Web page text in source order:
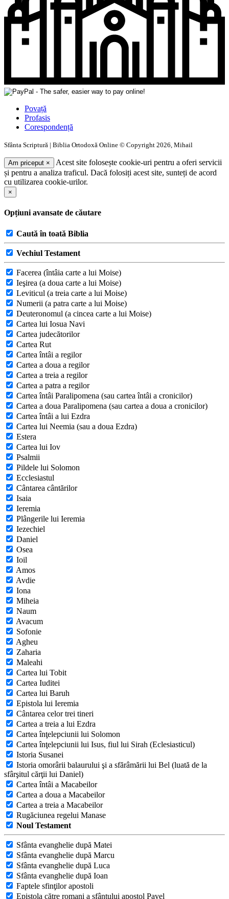
Povață
Profasis
Corespondență
Sfânta Scriptură | Biblia Ortodoxă Online © Copyright 2026, Mihail
Am priceput ×
Acest site folosește cookie-uri pentru a oferi servicii
și pentru a analiza traficul. Dacă folosiți acest site, sunteți de acord
cu utilizarea cookie-urilor.
×
Opțiuni avansate de căutare
Caută în toată Biblia
Vechiul Testament
Facerea (întâia carte a lui Moise)
Ieşirea (a doua carte a lui Moise)
Leviticul (a treia carte a lui Moise)
Numerii (a patra carte a lui Moise)
Deuteronomul (a cincea carte a lui Moise)
Cartea lui Iosua Navi
Cartea judecătorilor
Cartea Rut
Cartea întâi a regilor
Cartea a doua a regilor
Cartea a treia a regilor
Cartea a patra a regilor
Cartea întâi Paralipomena (sau cartea întâi a cronicilor)
Cartea a doua Paralipomena (sau cartea a doua a cronicilor)
Cartea întâi a lui Ezdra
Cartea lui Neemia (sau a doua Ezdra)
Estera
Cartea lui Iov
Psalmii
Pildele lui Solomon
Ecclesiastul
Cântarea cântărilor
Isaia
Ieremia
Plângerile lui Ieremia
Iezechiel
Daniel
Osea
Ioil
Amos
Avdie
Iona
Miheia
Naum
Avacum
Sofonie
Agheu
Zaharia
Maleahi
Cartea lui Tobit
Cartea Iuditei
Cartea lui Baruh
Epistola lui Ieremia
Cântarea celor trei tineri
Cartea a treia a lui Ezdra
Cartea înţelepciunii lui Solomon
Cartea înţelepciunii lui Isus, fiul lui Sirah (Eclesiasticul)
Istoria Susanei
Istoria omorârii balaurului şi a sfărâmării lui Bel (luată de la
sfârşitul cărţii lui Daniel)
Cartea întâi a Macabeilor
Cartea a doua a Macabeilor
Cartea a treia a Macabeilor
Rugăciunea regelui Manase
Noul Testament
Sfânta evanghelie după Matei
Sfânta evanghelie după Marcu
Sfânta evanghelie după Luca
Sfânta evanghelie după Ioan
Faptele sfinţilor apostoli
Epistola către romani a sfântului apostol Pavel